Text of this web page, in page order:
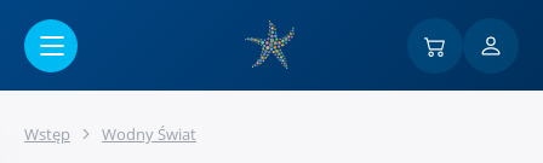
Wstęp Wodny Świat